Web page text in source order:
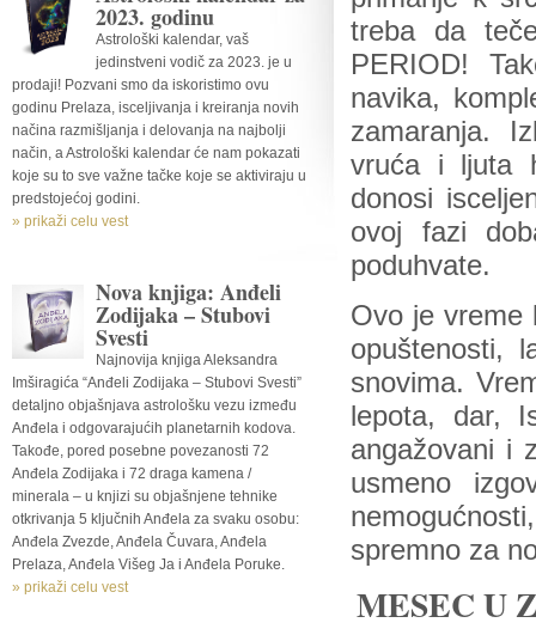
2023. godinu
Astrološki kalendar, vaš
jedinstveni vodič za 2023. je u
prodaji! Pozvani smo da iskoristimo ovu
godinu Prelaza, isceljivanja i kreiranja novih
načina razmišljanja i delovanja na najbolji
način, a Astrološki kalendar će nam pokazati
koje su to sve važne tačke koje se aktiviraju u
predstojećoj godini.
» prikaži celu vest
Nova knjiga: Anđeli
Zodijaka – Stubovi
Svesti
Najnovija knjiga Aleksandra
Imširagića “Anđeli Zodijaka – Stubovi Svesti”
detaljno objašnjava astrološku vezu između
Anđela i odgovarajućih planetarnih kodova.
Takođe, pored posebne povezanosti 72
Anđela Zodijaka i 72 draga kamena /
minerala – u knjizi su objašnjene tehnike
otkrivanja 5 ključnih Anđela za svaku osobu:
Anđela Zvezde, Anđela Čuvara, Anđela
Prelaza, Anđela Višeg Ja i Anđela Poruke.
» prikaži celu vest
treba da
PERIOD!
navika,
zamaranja.
vruća i ljuta
donosi
ovoj fazi
poduhvate.
Ovo je vreme
opuštenosti,
snovima.
lepota, dar,
angažovani i
usmeno
spremno za
MESEC U